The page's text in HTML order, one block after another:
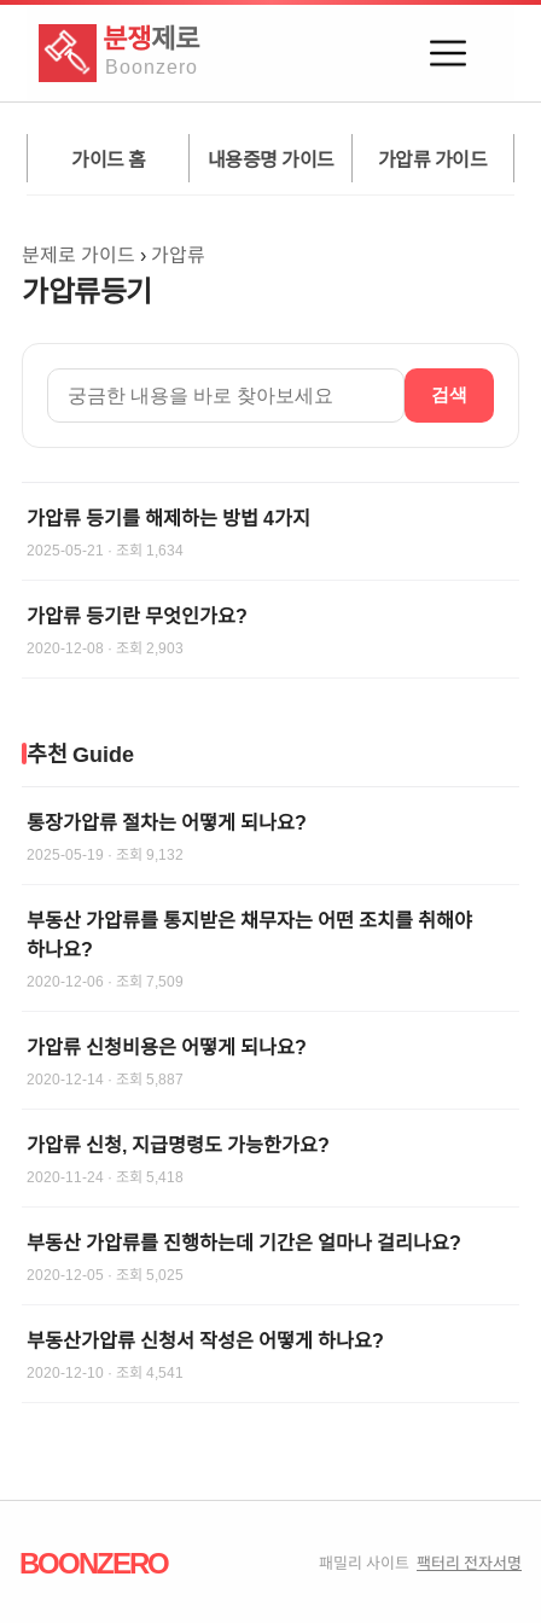
분쟁제로
Boonzero
가이드 홈 내용증명 가이드 가압류 가이드
분제로 가이드 › 가압류
가압류등기
검색
가압류 등기를 해제하는 방법 4가지
2025-05-21 · 조회 1,634
가압류 등기란 무엇인가요?
2020-12-08 · 조회 2,903
추천 Guide
통장가압류 절차는 어떻게 되나요?
2025-05-19 · 조회 9,132
부동산 가압류를 통지받은 채무자는 어떤 조치를 취해야
하나요?
2020-12-06 · 조회 7,509
가압류 신청비용은 어떻게 되나요?
2020-12-14 · 조회 5,887
가압류 신청, 지급명령도 가능한가요?
2020-11-24 · 조회 5,418
부동산 가압류를 진행하는데 기간은 얼마나 걸리나요?
2020-12-05 · 조회 5,025
부동산가압류 신청서 작성은 어떻게 하나요?
2020-12-10 · 조회 4,541
BOONZERO 패밀리 사이트 팩터리 전자서명